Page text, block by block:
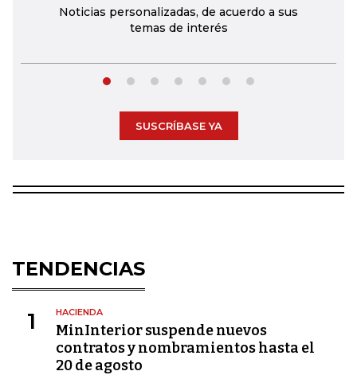
Noticias personalizadas, de acuerdo a sus
temas de interés
SUSCRÍBASE YA
TENDENCIAS
1 HACIENDA
MinInterior suspende nuevos
contratos y nombramientos hasta el
20 de agosto